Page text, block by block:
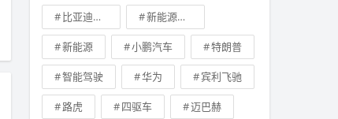
比亚迪新能源汽车 新能源技术
新能源 小鹏汽车 特朗普
智能驾驶 华为 宾利飞驰
路虎 四驱车 迈巴赫